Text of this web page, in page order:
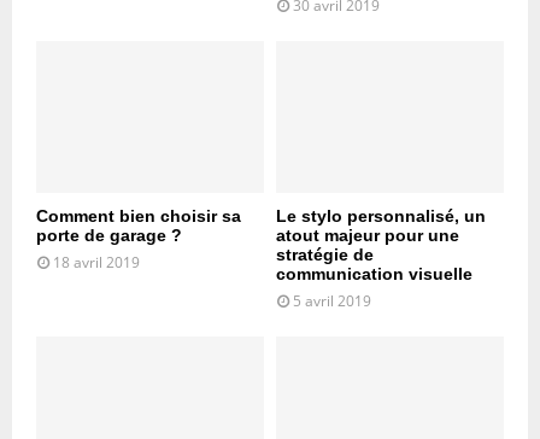
30 avril 2019
Comment bien choisir sa
porte de garage ?
18 avril 2019
Le stylo personnalisé, un
atout majeur pour une
stratégie de
communication visuelle
5 avril 2019